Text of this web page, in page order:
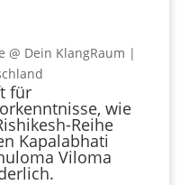
für
wie
Reihe
Kapalabhati
Viloma